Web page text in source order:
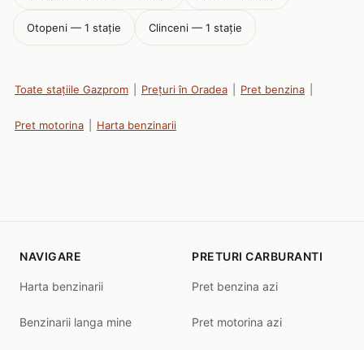
Otopeni — 1 stație Clinceni — 1 stație
Toate stațiile Gazprom Prețuri în Oradea Pret benzina
Pret motorina Harta benzinarii
NAVIGARE
Harta benzinarii
Benzinarii langa mine
PRETURI CARBURANTI
Pret benzina azi
Pret motorina azi